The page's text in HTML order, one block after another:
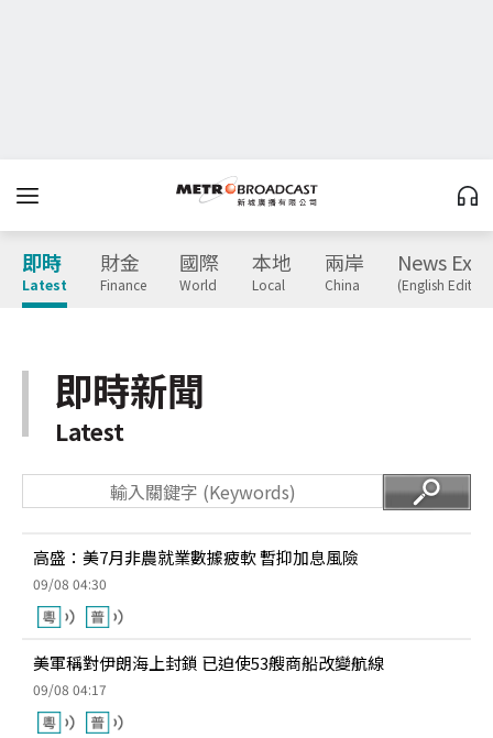
即時
Latest
財金
Finance
國際
World
本地
Local
兩岸
China
News
(English
即時新聞
Latest
高盛：美7月非農就業數據疲軟 暫抑加息風險
09/08 04:30
美軍稱對伊朗海上封鎖 已迫使53艘商船改變航線
09/08 04:17